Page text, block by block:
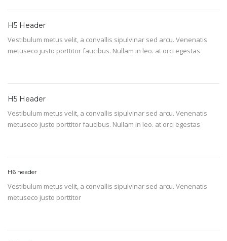
H5 Header
Vestibulum metus velit, a convallis sipulvinar sed arcu. Venenatis
metuseco justo porttitor faucibus. Nullam in leo. at orci egestas
H5 Header
Vestibulum metus velit, a convallis sipulvinar sed arcu. Venenatis
metuseco justo porttitor faucibus. Nullam in leo. at orci egestas
H6 header
Vestibulum metus velit, a convallis sipulvinar sed arcu. Venenatis
metuseco justo porttitor